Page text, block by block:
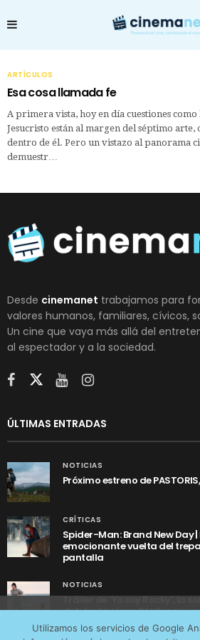
ARTÍCULOS
Esa cosa llamada fe
A primera vista, hoy en día cuestiones
Jesucristo están al margen del séptimo arte,
dentro de él. Pero un vistazo al panorama
demuestr…
Desde cinemanet trabajamos para
valores humanos, familiares, cívicos,
Un cine que vaya más allá del
al espectador y a la sociedad.
ÚLTIMAS ENTRADAS
NOTICIAS
Próximo estreno de
CRÍTICAS
Spider-Man: Brand New Day
emocionante vuelta del
pantalla
NOTICIAS
Tráiler de ‘Yo soy Rocky’, la
detrás de cómo Stallone se
Utilizamos los servicios de Google
tráfico web que recibimos y